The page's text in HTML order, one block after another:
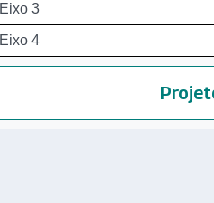
Eixo 3
Eixo 4